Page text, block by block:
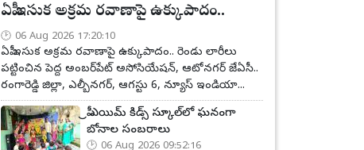
ఏపీ ఇసుక అక్రమ రవాణాపై ఉక్కుపాదం..
06 Aug 2026 17:20:10
ఏపీ ఇసుక అక్రమ రవాణాపై ఉక్కుపాదం.. రెండు లారీలు
పట్టించిన పెద్ద అంబర్‌పేట్ అసోసియేషన్, ఆటోనగర్ జేఏసీ..
రంగారెడ్డి జిల్లా, ఎల్బీనగర్, ఆగస్టు 6, న్యూస్ ఇండియా...
ప్రీ ఎయిమ్ కిడ్స్ స్కూల్‌లో ఘనంగా
బోనాల సంబరాలు
06 Aug 2026 09:52:16